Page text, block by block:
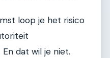
loop je het risico
En dat wil je niet.